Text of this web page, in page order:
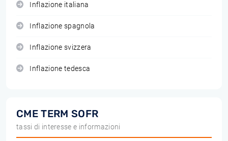
Inflazione italiana
Inflazione spagnola
Inflazione svizzera
Inflazione tedesca
CME TERM SOFR
tassi di interesse e informazioni